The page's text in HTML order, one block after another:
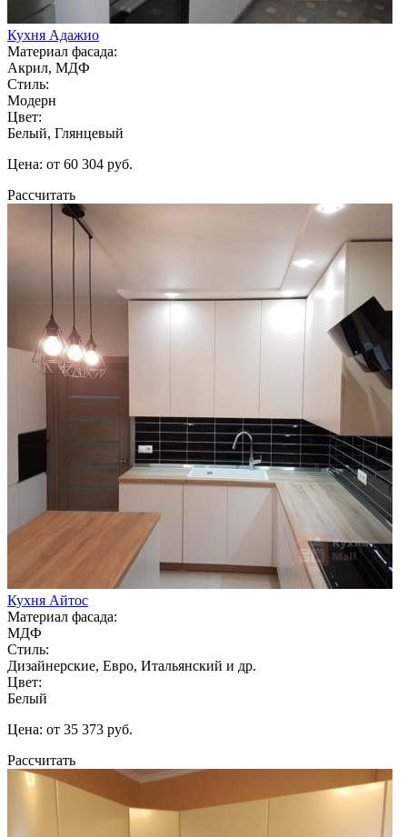
Кухня Адажио
Материал фасада:
Акрил, МДФ
Стиль:
Модерн
Цвет:
Белый, Глянцевый
Цена: от 60 304 руб.
Рассчитать
Кухня Айтос
Материал фасада:
МДФ
Стиль:
Дизайнерские, Евро, Итальянский и др.
Цвет:
Белый
Цена: от 35 373 руб.
Рассчитать